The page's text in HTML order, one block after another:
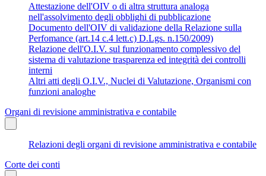
Attestazione dell'OIV o di altra struttura analoga
nell'assolvimento degli obblighi di pubblicazione
Documento dell'OIV di validazione della Relazione sulla
Perfomance (art.14 c.4 lett.c) D.Lgs. n.150/2009)
Relazione dell'O.I.V. sul funzionamento complessivo del
sistema di valutazione trasparenza ed integrità dei controlli
interni
Altri atti degli O.I.V., Nuclei di Valutazione, Organismi con
funzioni analoghe
Organi di revisione amministrativa e contabile
Relazioni degli organi di revisione amministrativa e contabile
Corte dei conti